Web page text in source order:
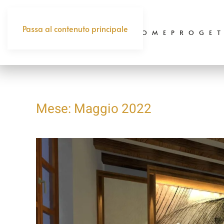
Passa al contenuto principale HOME
Mese: Maggio 2022